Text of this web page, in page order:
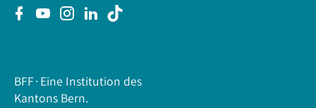
BFF∙Eine Institution des
Kantons Bern.